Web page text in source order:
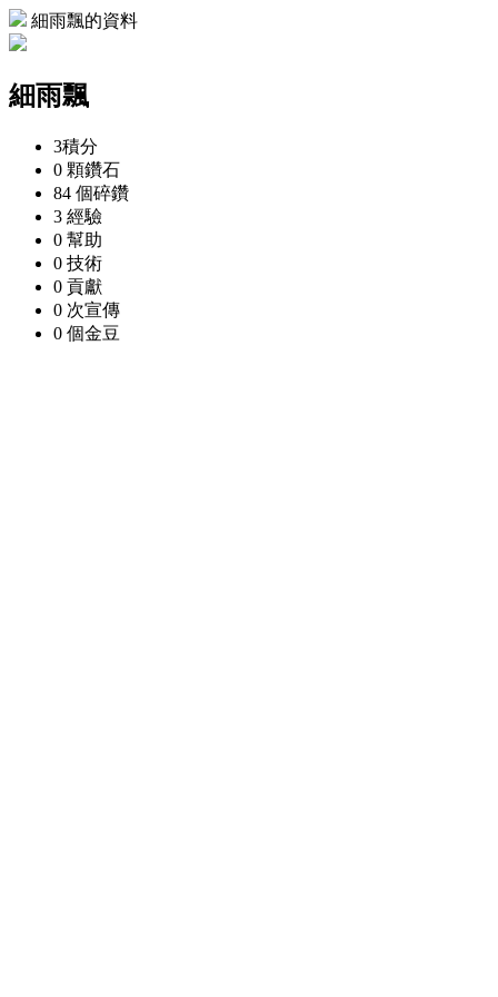
細雨飄的資料
細雨飄
3積分
0 顆鑽石
84 個碎鑽
3 經驗
0 幫助
0 技術
0 貢獻
0 次宣傳
0 個金豆